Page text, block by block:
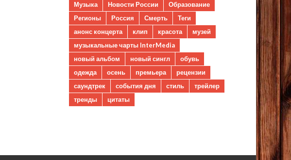
Музыка
Новости России
Образование
Регионы
Россия Смерть
Теги
анонс концерта
клип красота
музей
музыкальные чарты InterMedia
новый альбом
новый сингл
обувь
одежда
осень премьера
рецензии
саундтрек
события дня стиль
трейлер
тренды
цитаты